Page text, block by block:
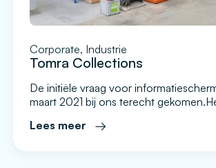
Corporate, Industrie
Tomra Collections
De initiële vraag voor
maart 2021 bij ons terecht
opgepakt in november van 2021.Na een
Lees meer